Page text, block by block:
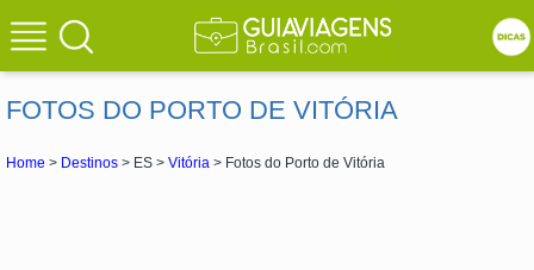
FOTOS DO PORTO DE VITÓRIA
Home > Destinos > ES > Vitória > Fotos do Porto de Vitória